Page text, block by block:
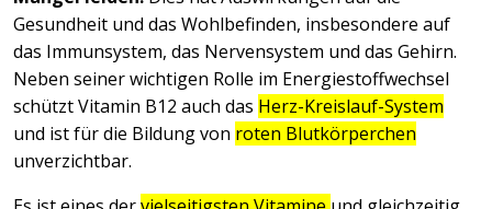
Gesundheit und das Wohlbefinden, insbesondere auf
das Immunsystem, das Nervensystem und das Gehirn.
Neben seiner wichtigen Rolle im Energiestoffwechsel
schützt Vitamin B12 auch das Herz-Kreislauf-System
und ist für die Bildung von roten Blutkörperchen
unverzichtbar.